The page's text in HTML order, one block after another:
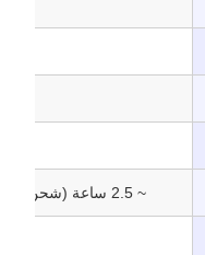
~ 2.5 ساعة (شحن التيار المتردد، من 0% إلى 100%)